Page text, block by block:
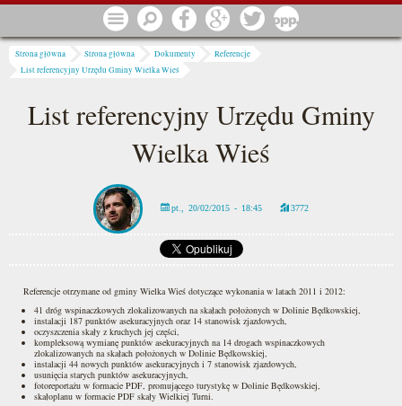
Przejdź do treści Menu Szukaj Facebook Google Twitter
Jesteś tutaj
Strona główna Strona główna Dokumenty
Referencje
List referencyjny Urzędu Gminy Wielka Wieś
List referencyjny Urzędu Gminy
Wielka Wieś
pt., 20/02/2015 - 18:45 3772
Referencje otrzymane od gminy Wielka Wieś dotyczące wykonania w latach 2011 i 2012:
41 dróg wspinaczkowych zlokalizowanych na skałach położonych w Dolinie Będkowskiej,
instalacji 187 punktów asekuracyjnych oraz 14 stanowisk zjazdowych,
oczyszczenia skały z kruchych jej części,
kompleksową wymianę punktów asekuracyjnych na 14 drogach wspinaczkowych
zlokalizowanych na skałach położonych w Dolinie Będkowskiej,
instalacji 44 nowych punktów asekuracyjnych i 7 stanowisk zjazdowych,
usunięcia starych punktów asekuracyjnych,
fotoreportażu w formacie PDF, promującego turystykę w Dolinie Będkowskiej,
skałoplanu w formacie PDF skały Wielkiej Turni.